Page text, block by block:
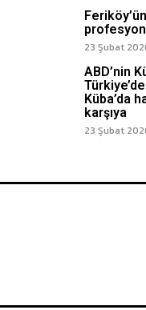
23 Şubat
ABD’nin
Küba’da
karşıya
23 Şubat